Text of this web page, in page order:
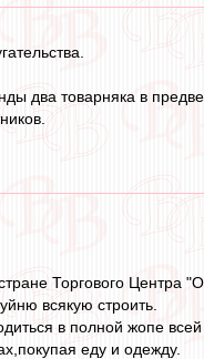
два товарняка в
Торгового Центра
всякую строить.
в полной жопе всей
еду и одежду.